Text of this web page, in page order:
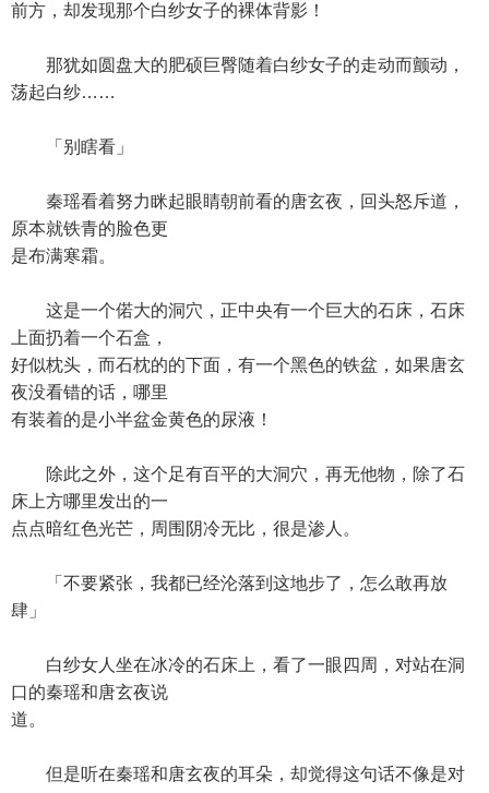
前方，却发现那个白纱女子的裸体背影！
那犹如圆盘大的肥硕巨臀随着白纱女子的走动而颤动，
荡起白纱……
「别瞎看」
秦瑶看着努力眯起眼睛朝前看的唐玄夜，回头怒斥道，
原本就铁青的脸色更
是布满寒霜。
这是一个偌大的洞穴，正中央有一个巨大的石床，石床
上面扔着一个石盒，
好似枕头，而石枕的的下面，有一个黑色的铁盆，如果唐玄
夜没看错的话，哪里
有装着的是小半盆金黄色的尿液！
除此之外，这个足有百平的大洞穴，再无他物，除了石
床上方哪里发出的一
点点暗红色光芒，周围阴冷无比，很是渗人。
「不要紧张，我都已经沦落到这地步了，怎么敢再放
肆」
白纱女人坐在冰冷的石床上，看了一眼四周，对站在洞
口的秦瑶和唐玄夜说
道。
但是听在秦瑶和唐玄夜的耳朵，却觉得这句话不像是对